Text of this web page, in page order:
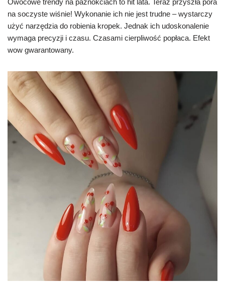
Owocowe trendy na paznokciach to hit lata. Teraz przyszła pora
na soczyste wiśnie! Wykonanie ich nie jest trudne – wystarczy
użyć narzędzia do robienia kropek. Jednak ich udoskonalenie
wymaga precyzji i czasu. Czasami cierpliwość popłaca. Efekt
wow gwarantowany.